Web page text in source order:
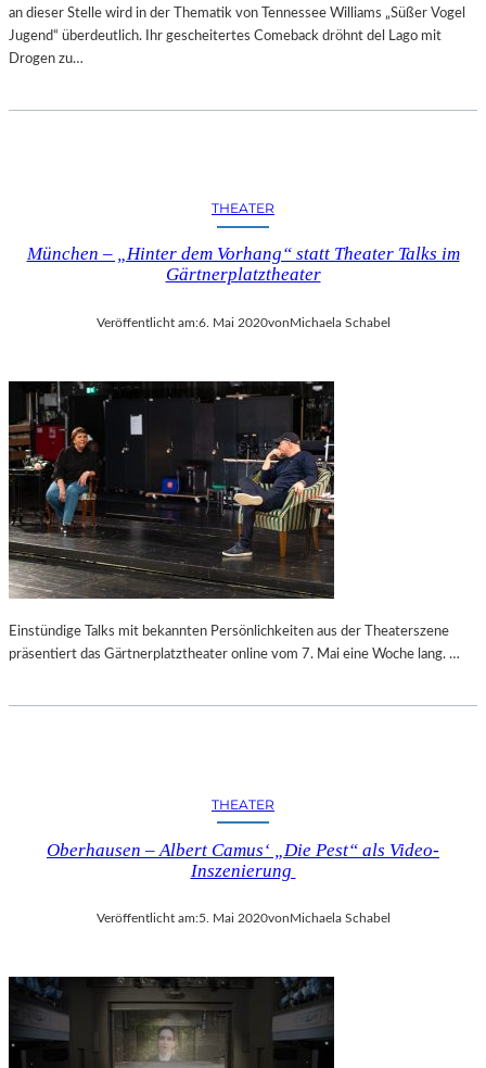
an dieser Stelle wird in der Thematik von Tennessee Williams „Süßer Vogel
Jugend“ überdeutlich. Ihr gescheitertes Comeback dröhnt del Lago mit
Drogen zu…
THEATER
München – „Hinter dem Vorhang“ statt Theater Talks im
Gärtnerplatztheater
Veröffentlicht am:6. Mai 2020vonMichaela Schabel
Einstündige Talks mit bekannten Persönlichkeiten aus der Theaterszene
präsentiert das Gärtnerplatztheater online vom 7. Mai eine Woche lang. …
THEATER
Oberhausen – Albert Camus‘ „Die Pest“ als Video-
Inszenierung
Veröffentlicht am:5. Mai 2020vonMichaela Schabel